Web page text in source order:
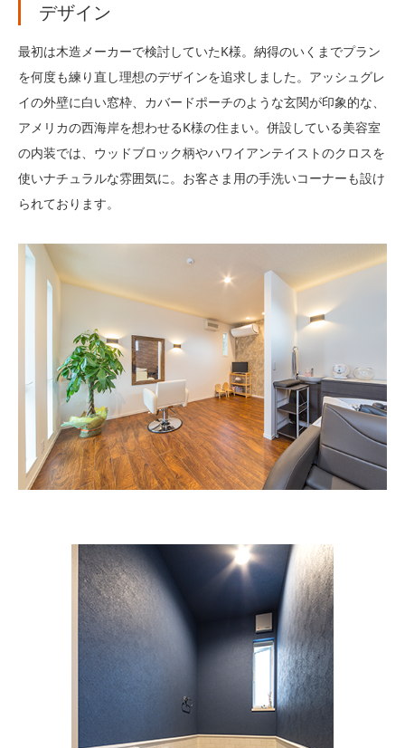
デザイン
最初は木造メーカーで検討していたK様。納得のいくまでプラン
を何度も練り直し理想のデザインを追求しました。アッシュグレ
イの外壁に白い窓枠、カバードポーチのような玄関が印象的な、
アメリカの西海岸を想わせるK様の住まい。併設している美容室
の内装では、ウッドブロック柄やハワイアンテイストのクロスを
使いナチュラルな雰囲気に。お客さま用の手洗いコーナーも設け
られております。